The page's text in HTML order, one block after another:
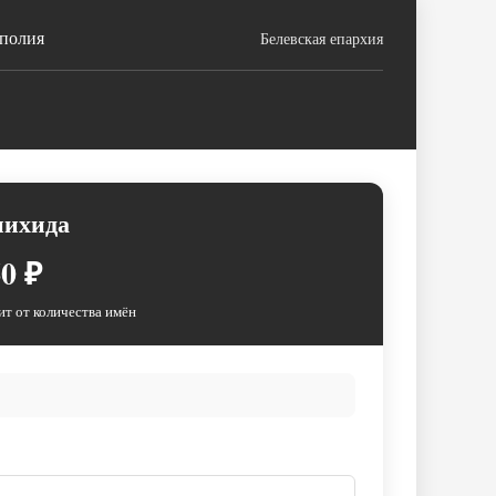
Белевская епархия
₽
от количества имён